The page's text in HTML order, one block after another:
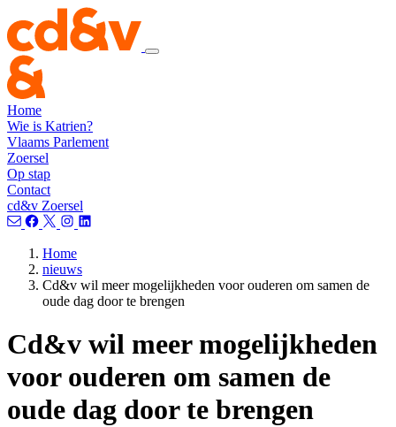
Home
Wie is Katrien?
Vlaams Parlement
Zoersel
Op stap
Contact
cd&v Zoersel
Home
nieuws
Cd&v wil meer mogelijkheden voor ouderen om samen de
oude dag door te brengen
Cd&v wil meer mogelijkheden
voor ouderen om samen de
oude dag door te brengen